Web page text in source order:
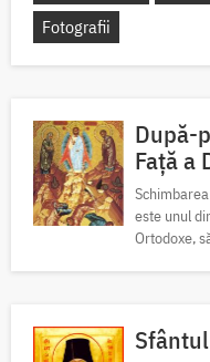
Fotografii
După-
Față a
este unul
Ortodoxe,